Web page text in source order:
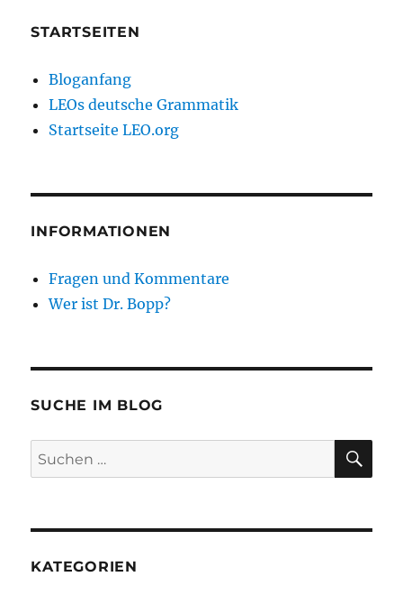
STARTSEITEN
Bloganfang
LEOs deutsche Grammatik
Startseite LEO.org
INFORMATIONEN
Fragen und Kommentare
Wer ist Dr. Bopp?
SUCHE IM BLOG
Suchen
nach:
KATEGORIEN